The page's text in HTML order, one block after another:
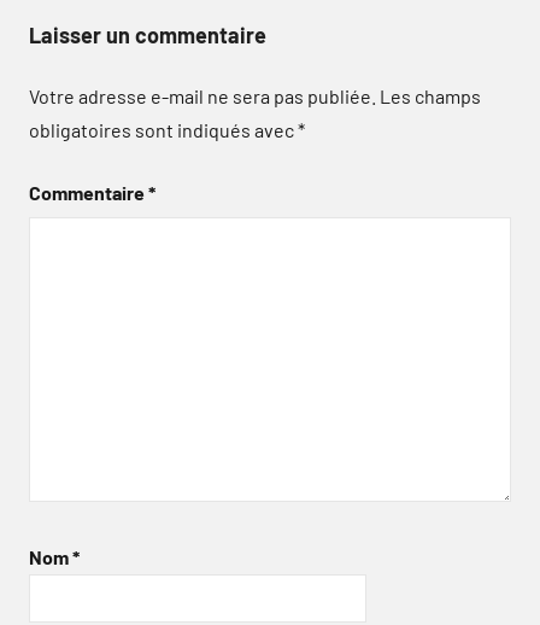
Laisser un commentaire
Votre adresse e-mail ne sera pas publiée. Les champs
obligatoires sont indiqués avec*
Commentaire*
Nom*